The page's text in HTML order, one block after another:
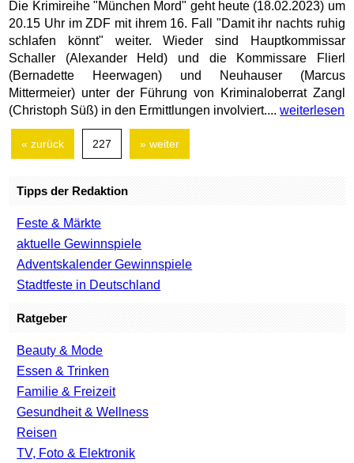
Die Krimireihe "München Mord" geht heute (18.02.2023) um
20.15 Uhr im ZDF mit ihrem 16. Fall "Damit ihr nachts ruhig
schlafen könnt" weiter. Wieder sind Hauptkommissar
Schaller (Alexander Held) und die Kommissare Flierl
(Bernadette Heerwagen) und Neuhauser (Marcus
Mittermeier) unter der Führung von Kriminaloberrat Zangl
(Christoph Süß) in den Ermittlungen involviert....weiterlesen
« zurück 227 » weiter
Tipps der Redaktion
Feste & Märkte
aktuelle Gewinnspiele
Adventskalender Gewinnspiele
Stadtfeste in Deutschland
Ratgeber
Beauty & Mode
Essen & Trinken
Familie & Freizeit
Gesundheit & Wellness
Reisen
TV, Foto & Elektronik